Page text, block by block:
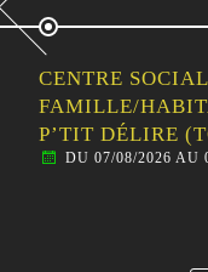
CENTRE
FAMILLE/
P’TIT DÉLIRE
DU 07/08/2026 AU